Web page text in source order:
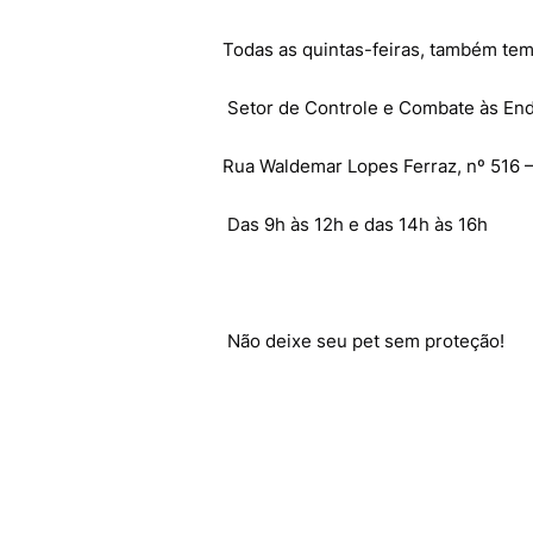
Todas as quintas-feiras, também
Setor de Controle e Combate às
Rua Waldemar Lopes Ferraz, nº 516
Das 9h às 12h e das 14h às 16h
Não deixe seu pet sem proteção!